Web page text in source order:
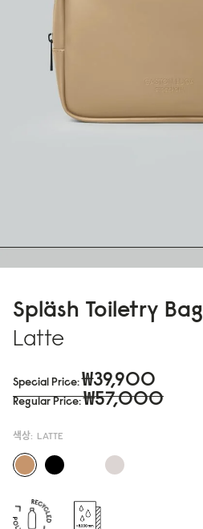
Spläsh Toiletry Bag
Latte
Special Price ₩39,900
Regular Price ₩57,000
색상: LATTE